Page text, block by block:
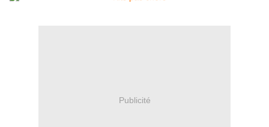
Publicité